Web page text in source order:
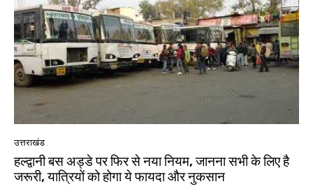
उत्तराखंड
हल्द्वानी बस अड्डे पर फिर से नया नियम, जानना सभी के लिए है
जरूरी, यात्रियों को होगा ये फायदा और नुकसान